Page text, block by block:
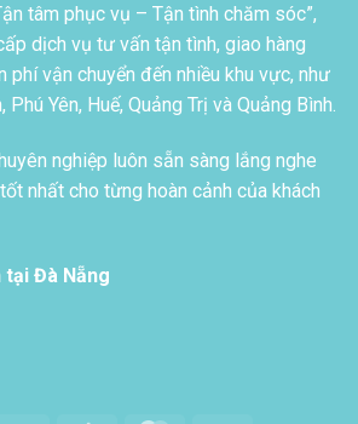
tâm phục vụ – Tận tình chăm sóc”,
dịch vụ tư vấn tận tình, giao hàng
phí vận chuyển đến nhiều khu vực, như
Phú Yên, Huế, Quảng Trị và Quảng Bình.
nghiệp luôn sẵn sàng lắng nghe
nhất cho từng hoàn cảnh của khách
tại Đà Nẵng